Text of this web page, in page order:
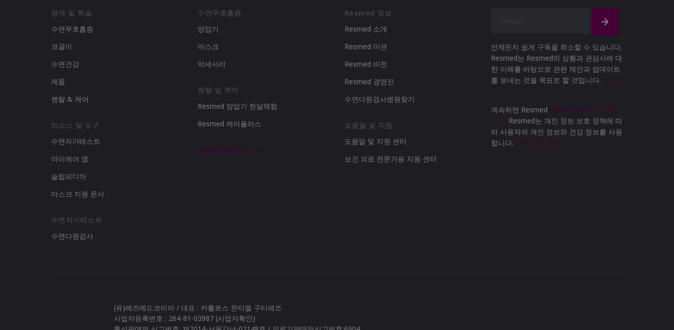
탐색 및 학습
수면무호흡증
코골이
수면건강
제품
렌탈 & 케어
리소스 및 도구
수면자가테스트
마이에어 앱
슬립피디아
마스크 지원 문서
수면자가테스트
수면다원검사
수면무호흡증
양압기
마스크
악세서리
렌탈 및 케어
Resmed 양압기 한달체험
Resmed 케어플러스
공식몰 바로가기
Resmed 정보
Resmed 소개
Resmed 미션
Resmed 비전
Resmed 경영진
수면다원검사병원찾기
도움말 및 지원
도움말 및 지원 센터
보건 의료 전문가용 지원 센터
언제든지 쉽게 구독을 취소할 수 있습니다.
Resmed는 Resmed의 상황과 관심사에 대
한 이해를 바탕으로 관련 제안과 업데이트
를 보내는 것을 목표로 할 것입니다. 더 읽
기
계속하면 Resmed 약관에 동의하는 것입
니다. Resmed는 개인 정보 보호 정책에 따
라 사용자의 개인 정보와 건강 정보를 사용
합니다. 개인 정보 정책.
(유)레즈메드코리아 / 대표 : 카를로스 몬티엘 구티레즈
사업자등록번호 : 264-81-03987 (사업자확인)